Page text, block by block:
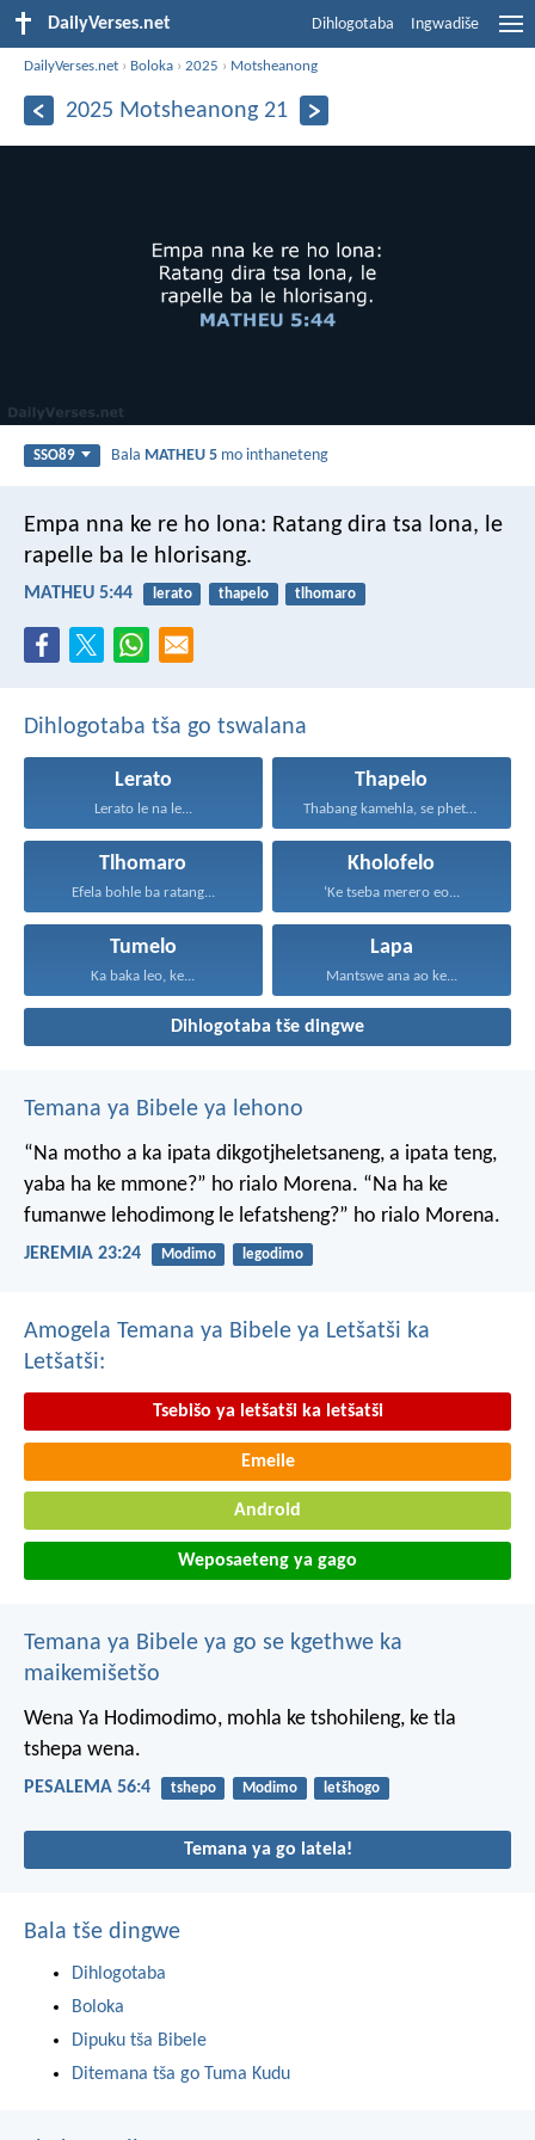
DailyVerses.net Dihlogotaba Ingwadiše
DailyVerses.net › Boloka ›2025 › Motsheanong
2025 Motsheanong 21
SSO89 Bala MATHEU 5 mo inthaneteng
Empa nna ke re ho lona: Ratang dira tsa lona, le
rapelle ba le hlorisang.
MATHEU 5:44 lerato thapelo tlhomaro
Dihlogotaba tša go tswalana
Lerato
Lerato le na le...
Thapelo
Thabang kamehla, se phetseng...
Tlhomaro
Efela bohle ba ratang...
Kholofelo
‘Ke tseba merero eo...
Tumelo
Ka baka leo, ke...
Lapa
Mantswe ana ao ke...
Dihlogotaba tše dingwe
Temana ya Bibele ya lehono
“Na motho a ka ipata dikgotjheletsaneng, a ipata teng,
yaba ha ke mmone?” ho rialo Morena. “Na ha ke
fumanwe lehodimong le lefatsheng?” ho rialo Morena.
JEREMIA 23:24 Modimo legodimo
Amogela Temana ya Bibele ya Letšatši ka
Letšatši:
Tsebišo ya letšatši ka letšatši
Emeile
Android
Weposaeteng ya gago
Temana ya Bibele ya go se kgethwe ka
maikemišetšo
Wena Ya Hodimodimo, mohla ke tshohileng, ke tla
tshepa wena.
PESALEMA 56:4 tshepo Modimo letšhogo
Temana ya go latela!
Bala tše dingwe
Dihlogotaba
Boloka
Dipuku tša Bibele
Ditemana tša go Tuma Kudu